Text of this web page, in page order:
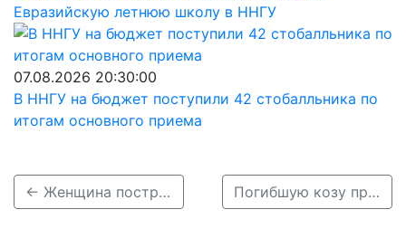
Евразийскую летнюю школу в ННГУ
07.08.2026 20:30:00
В ННГУ на бюджет поступили 42 стобалльника по
итогам основного приема
← Женщина пострадала в ДТП с грузовиком на трассе под Нижним Новгородом Погибшую козу признали виновной в ДТП в Нижегородской области →